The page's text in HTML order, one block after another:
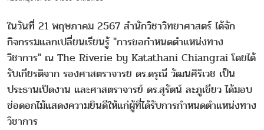
ในวันที่ 21 พฤษภาคม 2567 สำนักวิชาวิทยาศาสตร์ ได้จัก
กิจกรรมแลกเปลี่ยนเรียนรู้ "การขอกำหนดตำแหน่งทาง
วิชาการ" ณ The Riverie by Katathani Chiangrai โดยได้
รับเกียรติจาก รองศาสตราจารย ดร.ดรุณี วัฒนศิริเวช เป็น
ประธานเปิดงาน และศาสตราจารย์ ดร.สุรัตน์ ละภูเขียว ได้มอบ
ช่อดอกไม้แสดงความยินดีให้แก่ผู้ที่ได้รับการกำหนดตำแหน่งทาง
วิชาการ